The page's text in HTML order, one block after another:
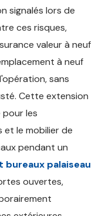
signalés lors de
ces risques,
valeur à neuf
à neuf
sans
Cette extension
les
le mobilier de
pendant un
palaiseau
ouvertes,